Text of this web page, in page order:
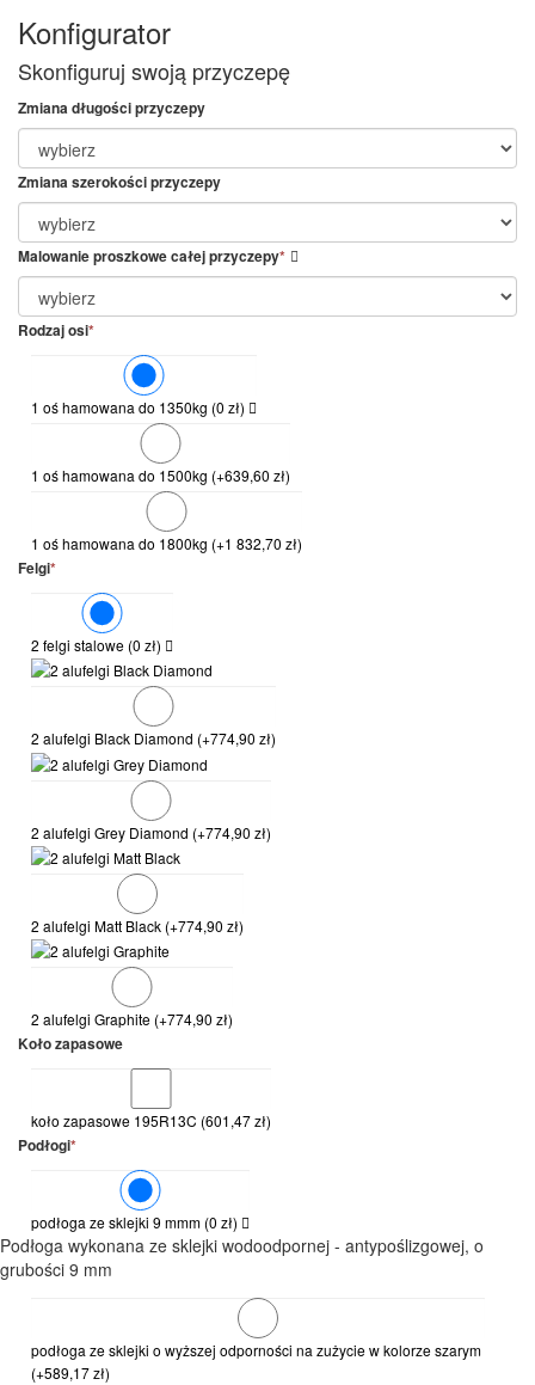
Konfigurator
Skonfiguruj swoją przyczepę
Zmiana długości przyczepy
Zmiana szerokości przyczepy
Malowanie proszkowe całej przyczepy*
Rodzaj osi*
1 oś hamowana do 1350kg (0 zł)
1 oś hamowana do 1500kg (+639,60 zł)
1 oś hamowana do 1800kg (+1 832,70 zł)
Felgi*
2 felgi stalowe (0 zł)
2 alufelgi Black Diamond (+774,90 zł)
2 alufelgi Grey Diamond (+774,90 zł)
2 alufelgi Matt Black (+774,90 zł)
2 alufelgi Graphite (+774,90 zł)
Koło zapasowe
koło zapasowe 195R13C (601,47zł)
Podłogi*
podłoga ze sklejki 9 mmm (0 zł)
Podłoga wykonana ze sklejki wodoodpornej - antypoślizgowej, o
grubości 9 mm
podłoga ze sklejki o wyższej odporności na zużycie w kolorze szarym
(+589,17zł)